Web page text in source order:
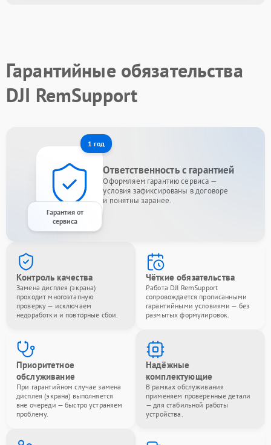
Гарантийные обязательства
DJI RemSupport
1 год
Гарантия от
сервиса
Ответственность с гарантией
Оформляем гарантию сервиса —
условия зафиксированы в договоре
и понятны заранее.
Контроль качества
Замена дисплея (экрана)
проходит многоэтапную
проверку — исключаем
недоработки и повторные сбои.
Чёткие обязательства
Работа DJI RemSupport
сопровождается прописанными
гарантийными условиями — без
размытых формулировок.
Приоритетное
обслуживание
При гарантийном случае замена
дисплея (экрана) выполняется
вне очереди — быстро устраняем
проблему.
Надёжные
комплектующие
В рамках обслуживания
применяем проверенные детали
— для стабильной работы
устройства.